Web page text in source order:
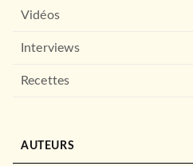
Le Cordonnier de la rue
Vidéos
Interviews
Recettes
AUTEURS